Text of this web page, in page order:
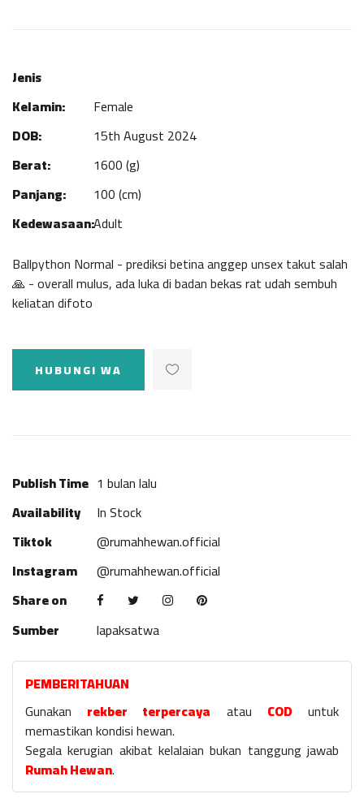
Jenis
Kelamin:
Female
DOB:
15th August 2024
Berat:
1600 (g)
Panjang:
100 (cm)
Kedewasaan:Adult
Ballpython Normal - prediksi betina anggep unsex takut salah
🙏 - overall mulus, ada luka di badan bekas rat udah sembuh
keliatan difoto
HUBUNGI WA
Publish Time 1 bulan lalu
Availability
In Stock
Tiktok
@rumahhewan.official
Instagram
@rumahhewan.official
Share on
Sumber
lapaksatwa
PEMBERITAHUAN
Gunakan rekber terpercaya atau COD untuk
memastikan kondisi hewan.
Segala kerugian akibat kelalaian bukan tanggung jawab
Rumah Hewan.